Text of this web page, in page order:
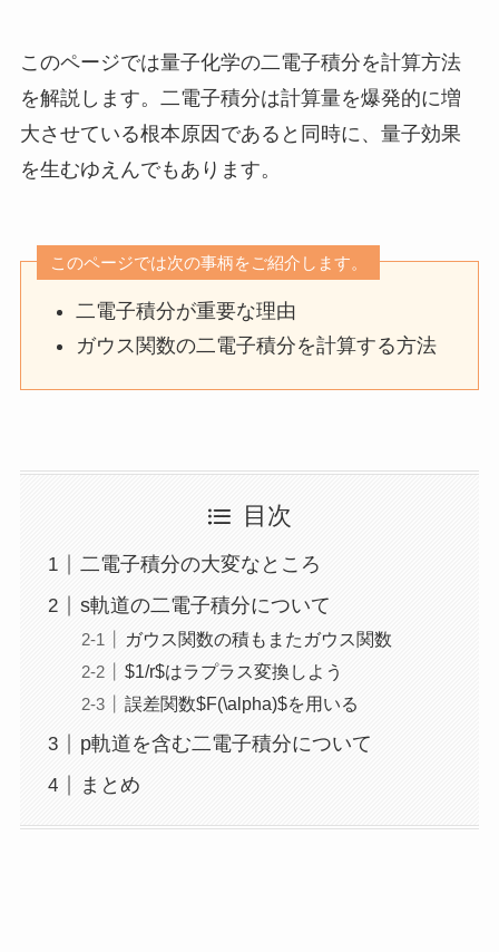
このページでは量子化学の二電子積分を計算方法
を解説します。二電子積分は計算量を爆発的に増
大させている根本原因であると同時に、量子効果
を生むゆえんでもあります。
このページでは次の事柄をご紹介します。
二電子積分が重要な理由
ガウス関数の二電子積分を計算する方法
目次
二電子積分の大変なところ
s軌道の二電子積分について
ガウス関数の積もまたガウス関数
$1/r$はラプラス変換しよう
誤差関数$F(\alpha)$を用いる
p軌道を含む二電子積分について
まとめ